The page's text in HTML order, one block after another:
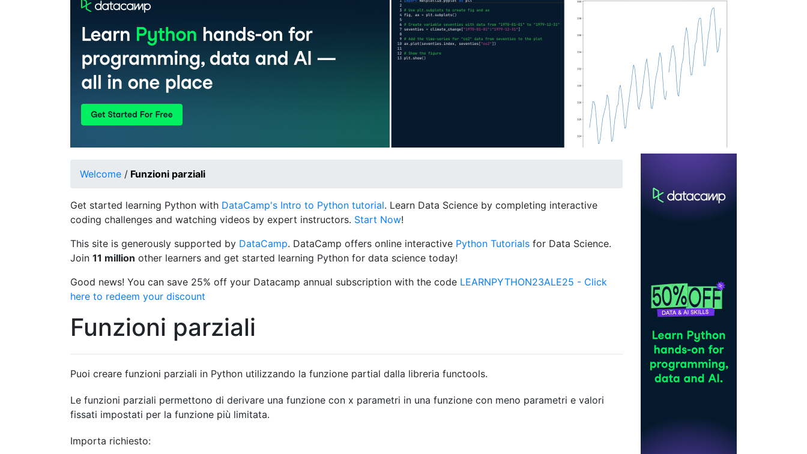
Welcome / Funzioni parziali
Get started learning Python with DataCamp's Intro to Python tutorial. Learn Data Science by completing interactive
coding challenges and watching videos by expert instructors. Start Now!
This site is generously supported by DataCamp. DataCamp offers online interactive Python Tutorials for Data Science.
Join 11 million other learners and get started learning Python for data science today!
Good news! You can save 25% off your Datacamp annual subscription with the code LEARNPYTHON23ALE25 - Click
here to redeem your discount
Funzioni parziali
Puoi creare funzioni parziali in Python utilizzando la funzione partial dalla libreria functools.
Le funzioni parziali permettono di derivare una funzione con x parametri in una funzione con meno parametri e valori
fissati impostati per la funzione più limitata.
Importa richiesto: